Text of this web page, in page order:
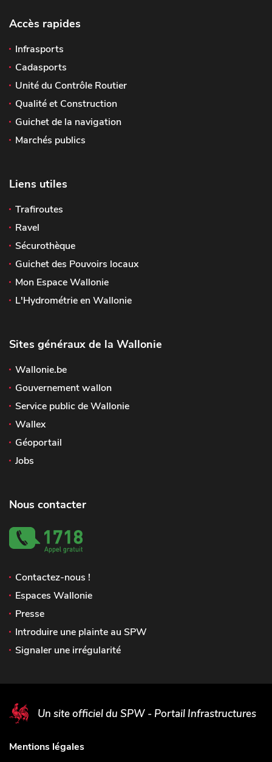
Accès rapides
Infrasports
Cadasports
Unité du Contrôle Routier
Qualité et Construction
Guichet de la navigation
Marchés publics
Liens utiles
Trafiroutes
Ravel
Sécurothèque
Guichet des Pouvoirs locaux
Mon Espace Wallonie
L'Hydrométrie en Wallonie
Sites généraux de la Wallonie
Wallonie.be
Gouvernement wallon
Service public de Wallonie
Wallex
Géoportail
Jobs
Nous contacter
Contactez-nous !
Espaces Wallonie
Presse
Introduire une plainte au SPW
Signaler une irrégularité
Un site officiel du SPW - Portail Infrastructures
Mentions légales